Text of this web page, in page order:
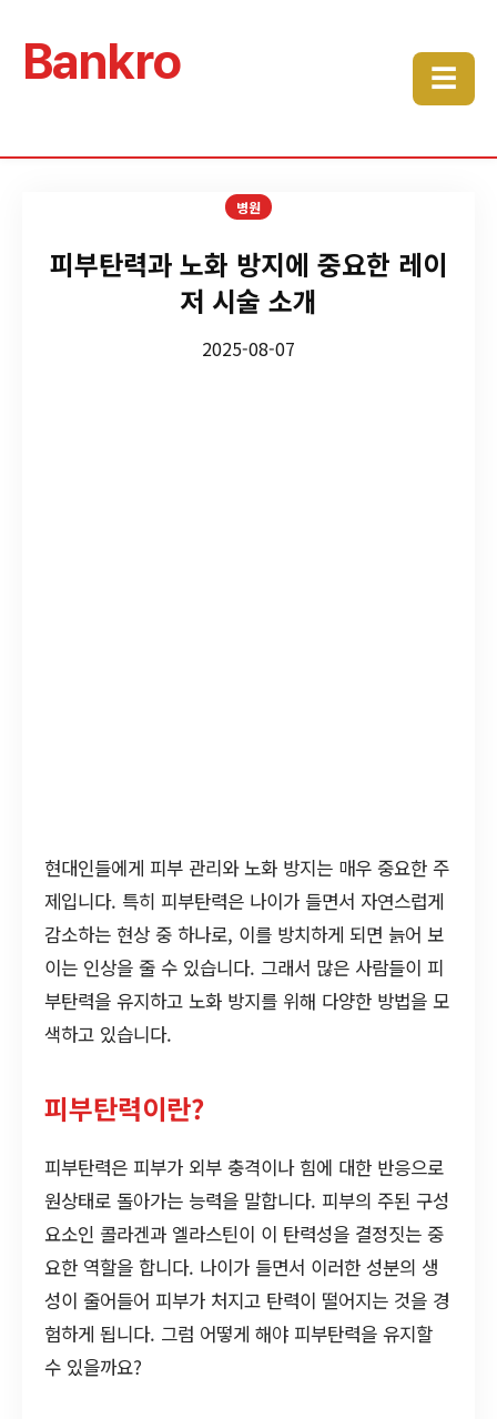
Bankro ☰
병원
피부탄력과 노화 방지에 중요한 레이
저 시술 소개
2025-08-07
현대인들에게 피부 관리와 노화 방지는 매우 중요한 주
제입니다. 특히 피부탄력은 나이가 들면서 자연스럽게
감소하는 현상 중 하나로, 이를 방치하게 되면 늙어 보
이는 인상을 줄 수 있습니다. 그래서 많은 사람들이 피
부탄력을 유지하고 노화 방지를 위해 다양한 방법을 모
색하고 있습니다.
피부탄력이란?
피부탄력은 피부가 외부 충격이나 힘에 대한 반응으로
원상태로 돌아가는 능력을 말합니다. 피부의 주된 구성
요소인 콜라겐과 엘라스틴이 이 탄력성을 결정짓는 중
요한 역할을 합니다. 나이가 들면서 이러한 성분의 생
성이 줄어들어 피부가 처지고 탄력이 떨어지는 것을 경
험하게 됩니다. 그럼 어떻게 해야 피부탄력을 유지할
수 있을까요?